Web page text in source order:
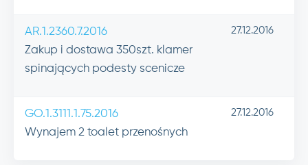
AR.1.2360.7.2016
Zakup i dostawa 350szt. klamer
spinających podesty scenicze
27.12.2016
GO.1.3111.1.75.2016
Wynajem 2 toalet przenośnych
27.12.2016